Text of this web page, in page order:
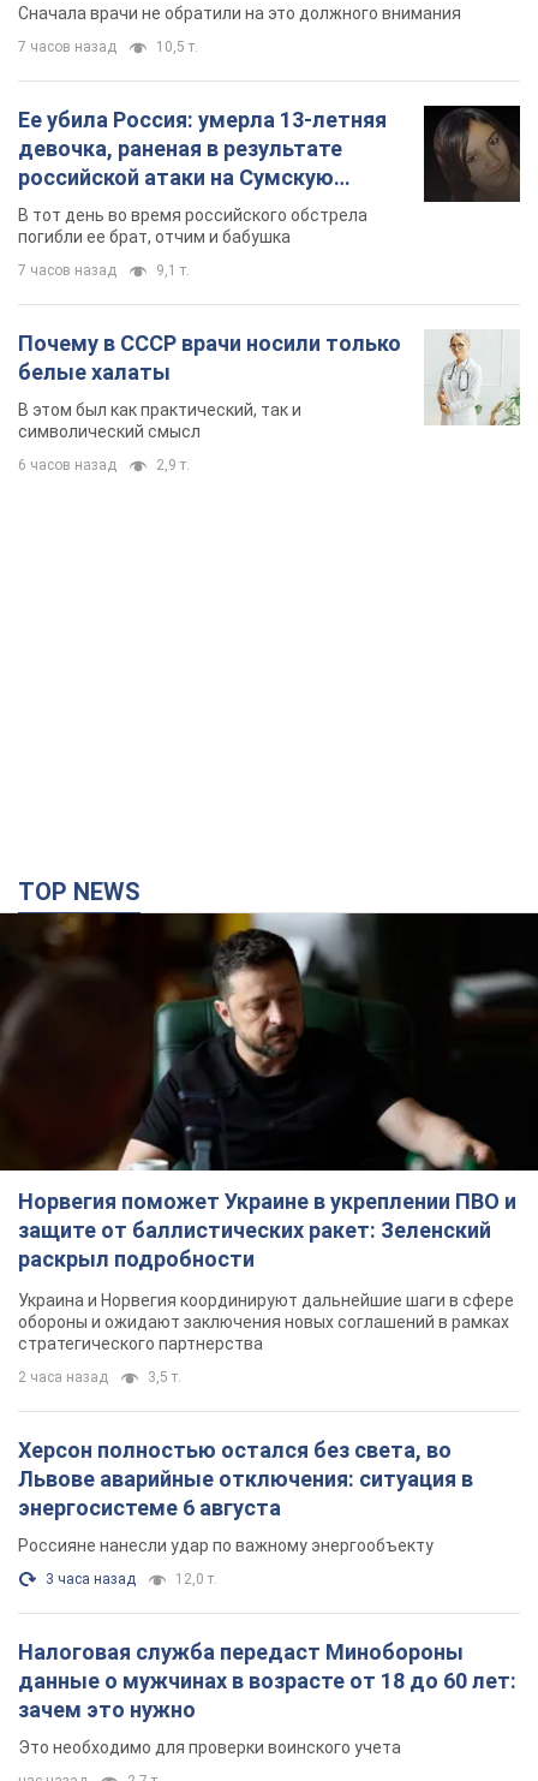
Сначала врачи не обратили на это должного внимания
7 часов назад 10,5 т.
Ее убила Россия: умерла 13-летняя
девочка, раненая в результате
российской атаки на Сумскую
область. Фото
В тот день во время российского обстрела
погибли ее брат, отчим и бабушка
7 часов назад 9,1 т.
Почему в СССР врачи носили только
белые халаты
В этом был как практический, так и
символический смысл
6 часов назад 2,9 т.
TOP NEWS
Норвегия поможет Украине в укреплении ПВО и
защите от баллистических ракет: Зеленский
раскрыл подробности
Украина и Норвегия координируют дальнейшие шаги в сфере
обороны и ожидают заключения новых соглашений в рамках
стратегического партнерства
2 часа назад 3,5 т.
Херсон полностью остался без света, во
Львове аварийные отключения: ситуация в
энергосистеме 6 августа
Россияне нанесли удар по важному энергообъекту
3 часа назад 12,0 т.
Налоговая служба передаст Минобороны
данные о мужчинах в возрасте от 18 до 60 лет:
зачем это нужно
Это необходимо для проверки воинского учета